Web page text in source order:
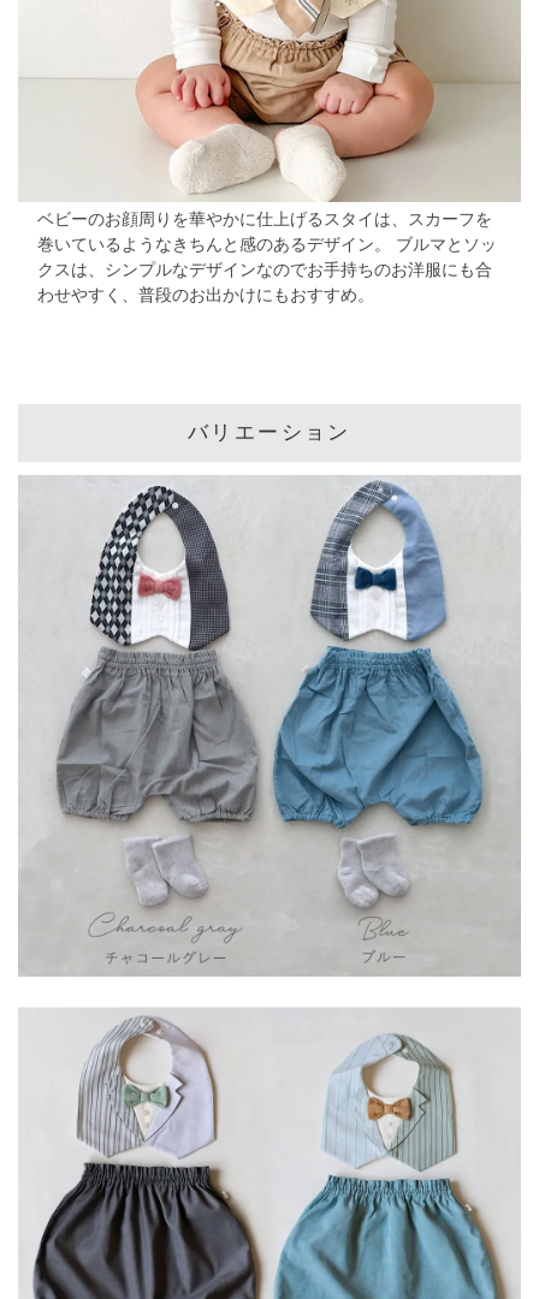
ベビーのお顔周りを華やかに仕上げるスタイは、 スカーフを
巻いているようなきちんと感のあるデザイン。
ブルマとソッ
クスは、シンプルなデザインなのでお手持ちのお洋服にも合
わせやすく、普段のお出かけにもおすすめ。
バリエーション